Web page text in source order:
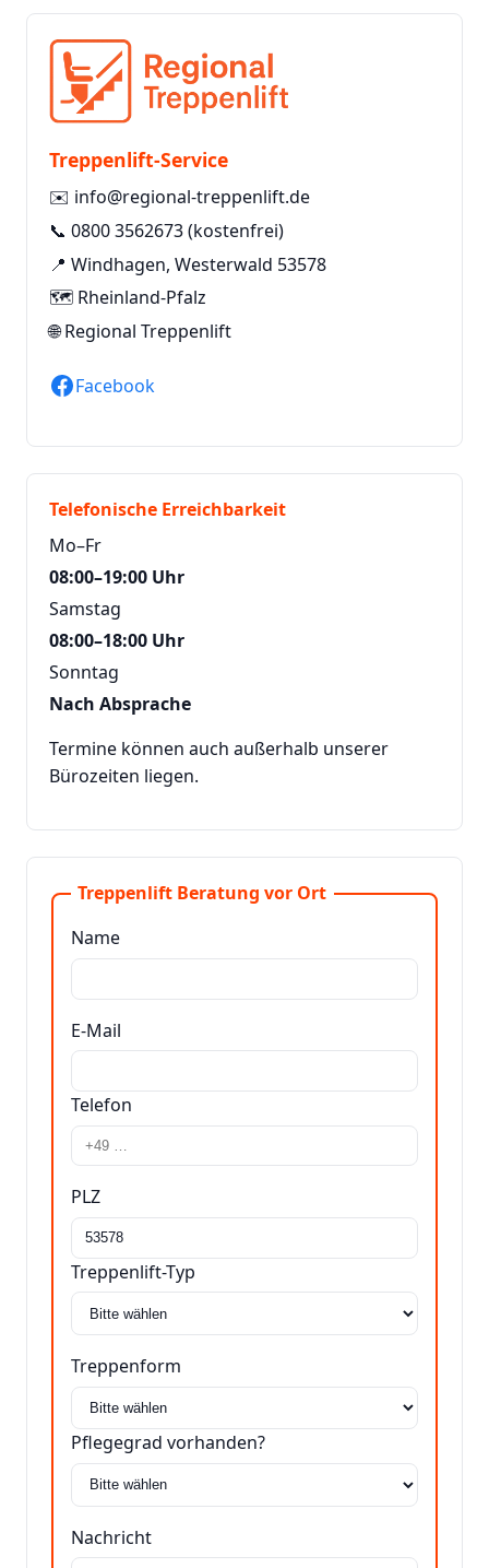
Treppenlift-Service
✉️ info@regional-treppenlift.de
📞 0800 3562673(kostenfrei)
📍 Windhagen, Westerwald 53578
🗺️ Rheinland-Pfalz
🌐Regional Treppenlift
Facebook
Telefonische Erreichbarkeit
Mo–Fr
08:00–19:00 Uhr
Samstag
08:00–18:00 Uhr
Sonntag
Nach Absprache
Termine können auch außerhalb unserer
Bürozeiten liegen.
Treppenlift Beratung vor Ort
Name
E-Mail
Telefon
PLZ
Treppenlift-Typ
Treppenform
Pflegegrad vorhanden?
Nachricht